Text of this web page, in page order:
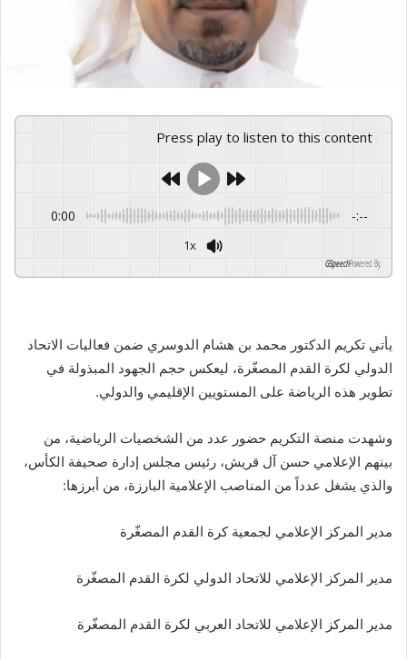
Press play to listen to this content
0:00 -:--
1x
Powered By
GSpeech
يأتي تكريم الدكتور محمد بن هشام الدوسري ضمن فعاليات الاتحاد
الدولي لكرة القدم المصغّرة، ليعكس حجم الجهود المبذولة في
تطوير هذه الرياضة على المستويين الإقليمي والدولي.
وشهدت منصة التكريم حضور عدد من الشخصيات الرياضية، من
بينهم الإعلامي حسن آل قريش، رئيس مجلس إدارة صحيفة الكأس،
والذي يشغل عدداً من المناصب الإعلامية البارزة، من أبرزها:
مدير المركز الإعلامي لجمعية كرة القدم المصغّرة
مدير المركز الإعلامي للاتحاد الدولي لكرة القدم المصغّرة
مدير المركز الإعلامي للاتحاد العربي لكرة القدم المصغّرة